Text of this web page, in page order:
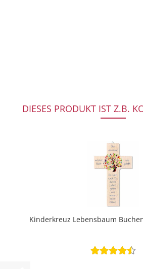
DIESES PRODUKT IST Z.B.
Kinderkreuz Lebensbaum